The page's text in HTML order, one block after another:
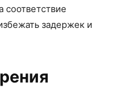
соответствие
задержек и